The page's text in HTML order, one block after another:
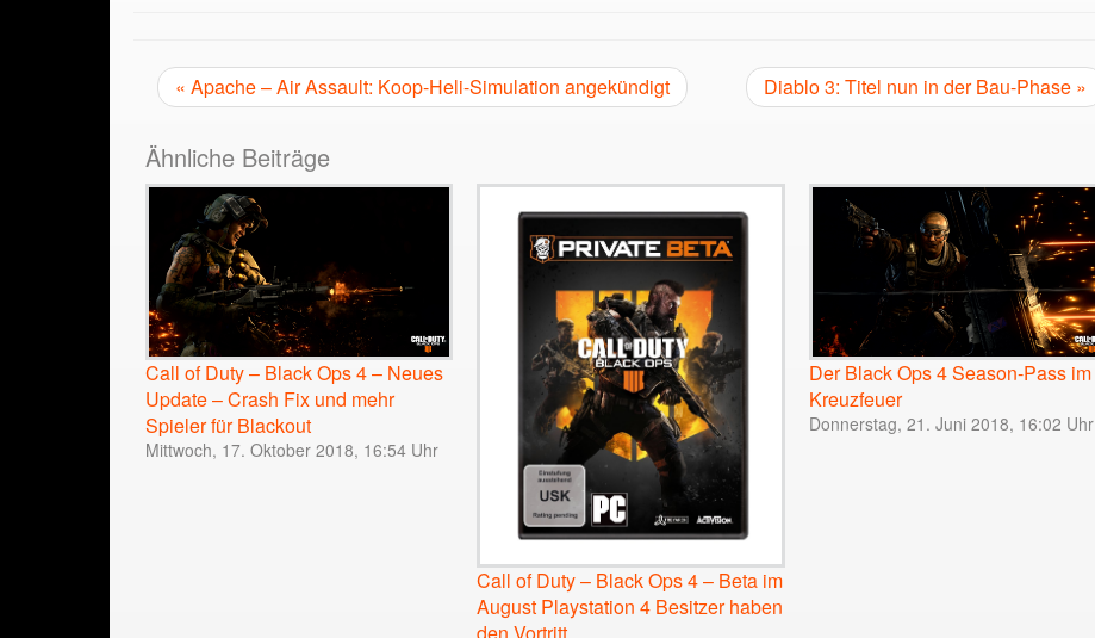
« Apache – Air Assault: Koop-Heli-Simulation angekündigt Diablo 3: Titel nun in der Bau-Phase »
Ähnliche Beiträge
Call of Duty – Black Ops 4 – Neues
Update – Crash Fix und mehr
Spieler für Blackout
Mittwoch, 17. Oktober 2018, 16:54 Uhr
Call of Duty – Black Ops 4 – Beta im
August Playstation 4 Besitzer haben
den Vortritt
Der Black Ops 4 Season-Pass im
Kreuzfeuer
Donnerstag, 21. Juni 2018, 16:02 Uhr